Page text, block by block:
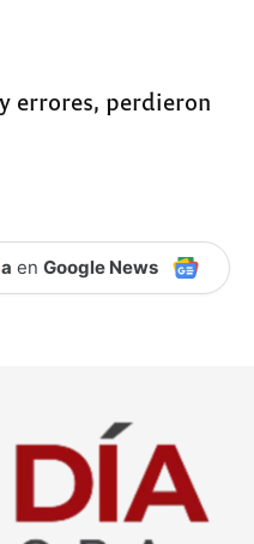
errores, perdieron
en Google News